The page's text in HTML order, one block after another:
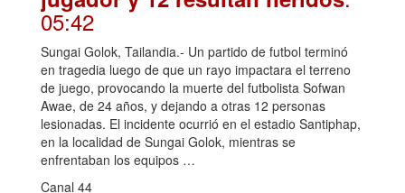
05:42
Sungai Golok, Tailandia.- Un partido de futbol terminó
en tragedia luego de que un rayo impactara el terreno
de juego, provocando la muerte del futbolista Sofwan
Awae, de 24 años, y dejando a otras 12 personas
lesionadas. El incidente ocurrió en el estadio Santiphap,
en la localidad de Sungai Golok, mientras se
enfrentaban los equipos …
Canal 44